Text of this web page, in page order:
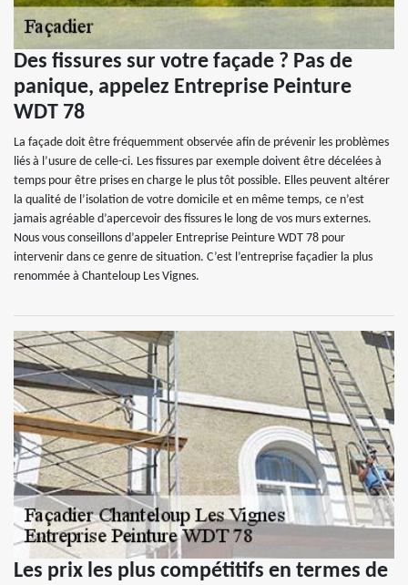
Des fissures sur votre façade ? Pas de
panique, appelez Entreprise Peinture
WDT 78
La façade doit être fréquemment observée afin de prévenir les problèmes
liés à l’usure de celle-ci. Les fissures par exemple doivent être décelées à
temps pour être prises en charge le plus tôt possible. Elles peuvent altérer
la qualité de l’isolation de votre domicile et en même temps, ce n’est
jamais agréable d’apercevoir des fissures le long de vos murs externes.
Nous vous conseillons d’appeler Entreprise Peinture WDT 78 pour
intervenir dans ce genre de situation. C’est l’entreprise façadier la plus
renommée à Chanteloup Les Vignes.
Les prix les plus compétitifs en termes de